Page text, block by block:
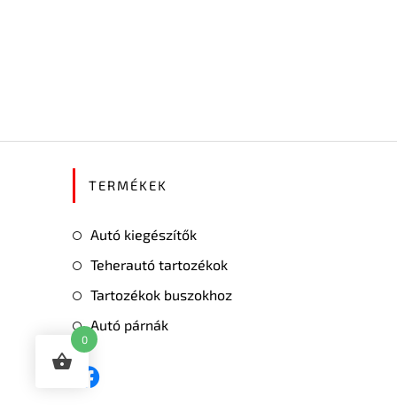
TERMÉKEK
Autó kiegészítők
Teherautó tartozékok
Tartozékok buszokhoz
Autó párnák
0